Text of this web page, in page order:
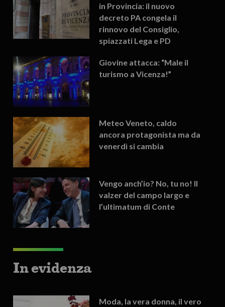
in Provincia: il nuovo
decreto PA congela il
rinnovo del Consiglio,
spiazzati Lega e PD
Giovine attacca: “Male il
turismo a Vicenza!”
Meteo Veneto, caldo
ancora protagonista ma da
venerdì si cambia
Vengo anch’io? No, tu no! Il
valzer del campo largo e
l’ultimatum di Conte
In evidenza
Moda, la vera donna, il vero